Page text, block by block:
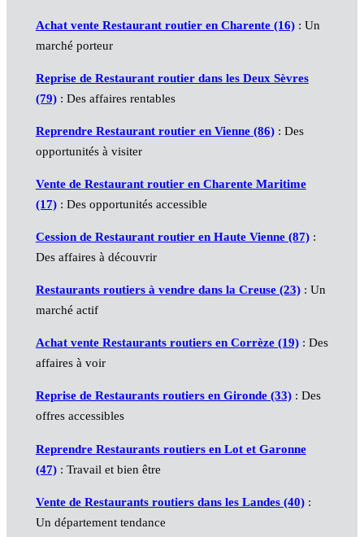
Achat vente Restaurant routier en Charente (16): Un
marché porteur
Reprise de Restaurant routier dans les Deux Sèvres
(79): Des affaires rentables
Reprendre Restaurant routier en Vienne (86): Des
opportunités à visiter
Vente de Restaurant routier en Charente Maritime
(17): Des opportunités accessible
Cession de Restaurant routier en Haute Vienne (87):
Des affaires à découvrir
Restaurants routiers à vendre dans la Creuse (23): Un
marché actif
Achat vente Restaurants routiers en Corrèze (19): Des
affaires à voir
Reprise de Restaurants routiers en Gironde (33): Des
offres accessibles
Reprendre Restaurants routiers en Lot et Garonne
(47): Travail et bien être
Vente de Restaurants routiers dans les Landes (40):
Un département tendance